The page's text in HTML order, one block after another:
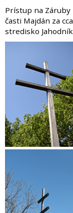
Prístup na
časti Majdán za
stredisko